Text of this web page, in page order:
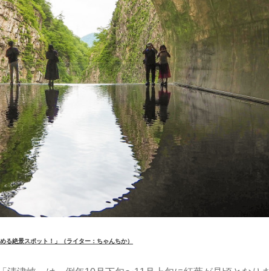
る絶景スポット！」（ライター：ちゃんちか）